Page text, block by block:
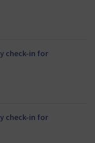
check-in for
check-in for